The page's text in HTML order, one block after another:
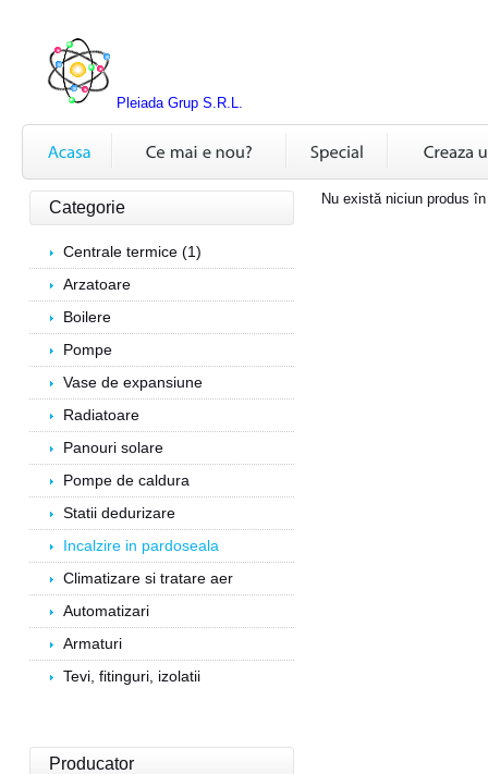
Pleiada Grup S.R.L.
Categorie
Centrale termice (1)
Arzatoare
Boilere
Pompe
Vase de expansiune
Radiatoare
Panouri solare
Pompe de caldura
Statii dedurizare
Incalzire in pardoseala
Climatizare si tratare aer
Automatizari
Armaturi
Tevi, fitinguri, izolatii
Producator
Nu există niciun produs